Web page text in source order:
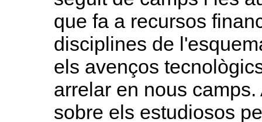
que fa a recursos
disciplines de
els avenços
arrelar en nous
sobre els estudiosos